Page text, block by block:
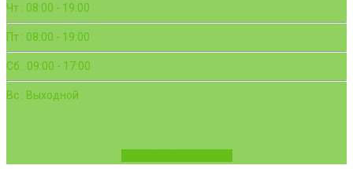
Чт : 08:00 - 19:00
Пт : 08:00 - 19:00
Сб : 09:00 - 17:00
Вс : Выходной